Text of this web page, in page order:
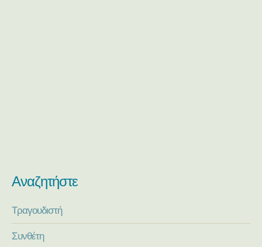
Αναζητήστε
Τραγουδιστή
Συνθέτη